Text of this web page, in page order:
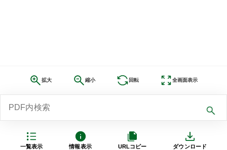
一覧表示 情報表示 URLコピー ダウンロード
拡大 縮小 回転 全画面表示